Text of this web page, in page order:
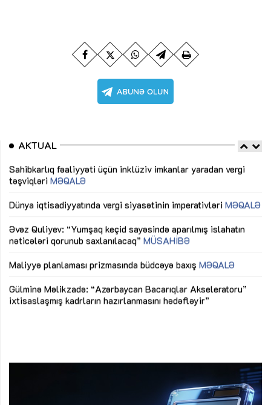
AKTUAL
Sahibkarlıq fəaliyyəti üçün inklüziv imkanlar yaradan vergi
təşviqləri MƏQALƏ
Dünya iqtisadiyyatında vergi siyasətinin imperativləri MƏQALƏ
Əvəz Quliyev: “Yumşaq keçid sayəsində aparılmış islahatın
nəticələri qorunub saxlanılacaq” MÜSAHİBƏ
Maliyyə planlaması prizmasında büdcəyə baxış MƏQALƏ
Gülminə Məlikzadə: “Azərbaycan Bacarıqlar Akseleratoru”
ixtisaslaşmış kadrların hazırlanmasını hədəfləyir”